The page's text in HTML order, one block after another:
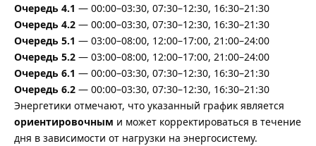
Очередь 4.1 — 00:00–03:30, 07:30–12:30, 16:30–21:30
Очередь 4.2 — 00:00–03:30, 07:30–12:30, 16:30–21:30
Очередь 5.1 — 03:00–08:00, 12:00–17:00, 21:00–24:00
Очередь 5.2 — 03:00–08:00, 12:00–17:00, 21:00–24:00
Очередь 6.1 — 00:00–03:30, 07:30–12:30, 16:30–21:30
Очередь 6.2 — 00:00–03:30, 07:30–12:30, 16:30–21:30
Энергетики отмечают, что указанный график является
ориентировочным и может корректироваться в течение
дня в зависимости от нагрузки на энергосистему.